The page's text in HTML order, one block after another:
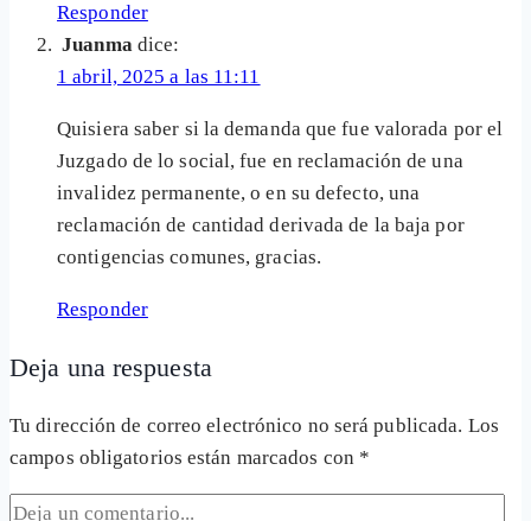
Responder
Juanma dice:
1 abril, 2025 a las 11:11
Quisiera saber si la demanda que fue valorada por el
Juzgado de lo social, fue en reclamación de una
invalidez permanente, o en su defecto, una
reclamación de cantidad derivada de la baja por
contigencias comunes, gracias.
Responder
Deja una respuesta
Tu dirección de correo electrónico no será publicada. Los
campos obligatorios están marcados con *